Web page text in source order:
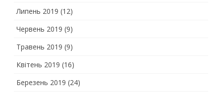
Липень 2019 (12)
Червень 2019 (9)
Травень 2019 (9)
Квітень 2019 (16)
Березень 2019 (24)